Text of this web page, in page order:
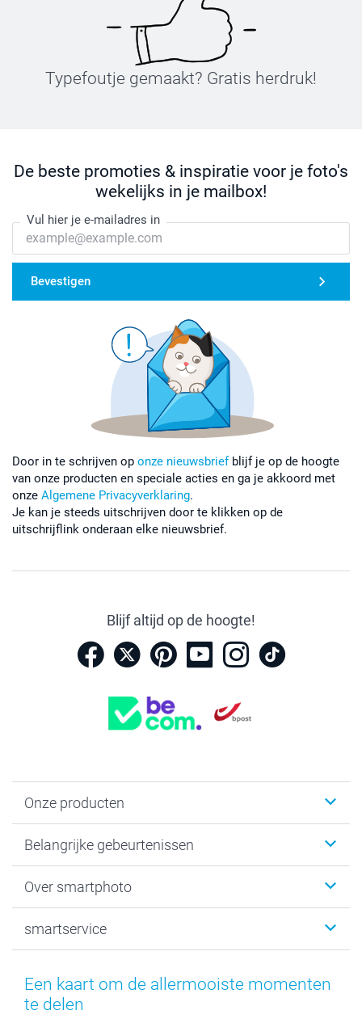
Typefoutje gemaakt? Gratis herdruk!
De beste promoties & inspiratie voor je foto's
wekelijks in je mailbox!
Vul hier je e-mailadres in
Bevestigen
Door in te schrijven op onze nieuwsbriefblijf je op de hoogte
van onze producten en speciale acties en ga je akkoord met
onze Algemene Privacyverklaring.
Je kan je steeds uitschrijven door te klikken op de
uitschrijflink onderaan elke nieuwsbrief.
Blijf altijd op de hoogte!
Onze producten
Fotogeschenken
Fotoprints, Fotoposter & Fotoalbum met fotoprints
MyNameBook
Stickers en Etiketten
Fotokaders, Decoratie en Snoepjes
Belangrijke gebeurtenissen
Baby
Communie- en Lentefeest
Geschenken voor hem
Afstuderen
Over smartphoto
Duurzaamheid
Voorwaarden
Herroepingsrecht
smartservice
smartgarantie
smartbonus
Een kaart om de allermooiste momenten
te delen